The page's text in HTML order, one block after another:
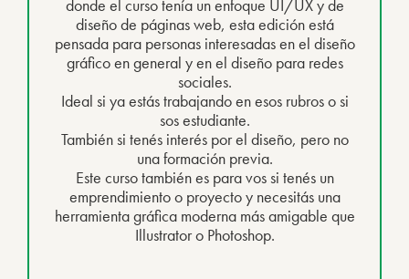
donde el curso tenía un enfoque UI/UX y de
diseño de páginas web, esta edición está
pensada para personas interesadas en el diseño
gráfico en general y en el diseño para redes
sociales.
Ideal si ya estás trabajando en esos rubros o si
sos estudiante.
También si tenés interés por el diseño, pero no
una formación previa.
Este curso también es para vos si tenés un
emprendimiento o proyecto y necesitás una
herramienta gráfica moderna más amigable que
Illustrator o Photoshop.